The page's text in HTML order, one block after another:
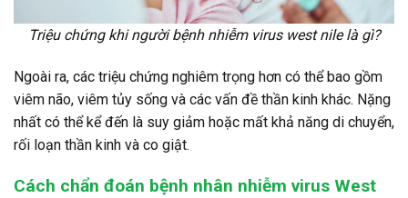
Triệu chứng khi người bệnh nhiễm virus west nile là gì?
Ngoài ra, các triệu chứng nghiêm trọng hơn có thể bao gồm
viêm não, viêm tủy sống và các vấn đề thần kinh khác. Nặng
nhất có thể kể đến là suy giảm hoặc mất khả năng di chuyển,
rối loạn thần kinh và co giật.
Cách chẩn đoán bệnh nhân nhiễm virus West